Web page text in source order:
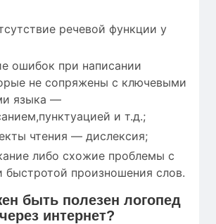
речевой функции у
ошибок при написании
не сопряжены с ключевыми
языка —
и т.д.;
чтения — дислексия;
либо схожие проблемы с
быстротой произношения слов.
быть полезен логопед
интернет?